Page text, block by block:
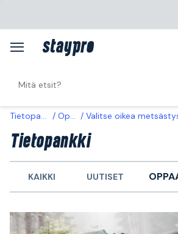
Tietopankki Oppaat Valitse oikea metsästysvarustus: 9
Tietopankki
KAIKKI UUTISET